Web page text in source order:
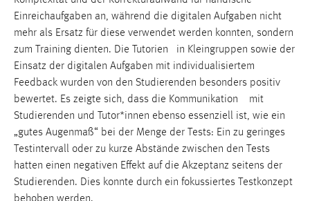
Einreichaufgaben an, während die digitalen Aufgaben nicht
mehr als Ersatz für diese verwendet werden konnten, sondern
zum Training dienten. Die Tutorien in Kleingruppen sowie der
Einsatz der digitalen Aufgaben mit individualisiertem
Feedback wurden von den Studierenden besonders positiv
bewertet. Es zeigte sich, dass die Kommunikation mit
Studierenden und Tutor*innen ebenso essenziell ist, wie ein
„gutes Augenmaß“ bei der Menge der Tests: Ein zu geringes
Testintervall oder zu kurze Abstände zwischen den Tests
hatten einen negativen Effekt auf die Akzeptanz seitens der
Studierenden. Dies konnte durch ein fokussiertes Testkonzept